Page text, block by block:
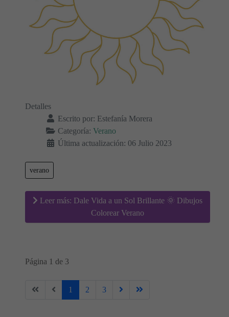
Detalles
Escrito por: Estefanía Morera
Categoría: Verano
Última actualización: 06 Julio 2023
verano
Leer más: Dale Vida a un Sol Brillante 🌞 Dibujos
Colorear Verano
Página 1 de 3
1 2 3